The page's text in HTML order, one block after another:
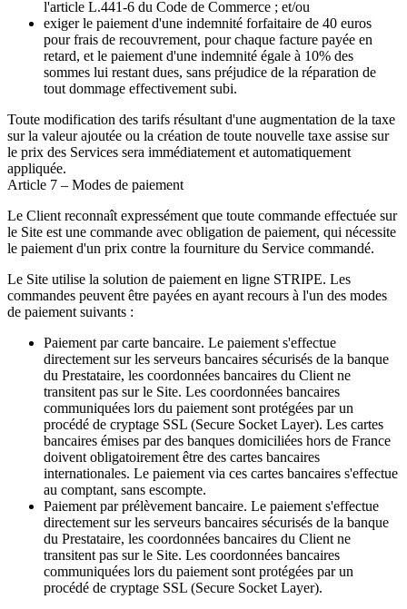
l'article L.441-6 du Code de Commerce ; et/ou
exiger le paiement d'une indemnité forfaitaire de 40 euros
pour frais de recouvrement, pour chaque facture payée en
retard, et le paiement d'une indemnité égale à 10% des
sommes lui restant dues, sans préjudice de la réparation de
tout dommage effectivement subi.
Toute modification des tarifs résultant d'une augmentation de la taxe
sur la valeur ajoutée ou la création de toute nouvelle taxe assise sur
le prix des Services sera immédiatement et automatiquement
appliquée.
Article 7 – Modes de paiement
Le Client reconnaît expressément que toute commande effectuée sur
le Site est une commande avec obligation de paiement, qui nécessite
le paiement d'un prix contre la fourniture du Service commandé.
Le Site utilise la solution de paiement en ligne STRIPE. Les
commandes peuvent être payées en ayant recours à l'un des modes
de paiement suivants :
Paiement par carte bancaire. Le paiement s'effectue
directement sur les serveurs bancaires sécurisés de la banque
du Prestataire, les coordonnées bancaires du Client ne
transitent pas sur le Site. Les coordonnées bancaires
communiquées lors du paiement sont protégées par un
procédé de cryptage SSL (Secure Socket Layer). Les cartes
bancaires émises par des banques domiciliées hors de France
doivent obligatoirement être des cartes bancaires
internationales. Le paiement via ces cartes bancaires s'effectue
au comptant, sans escompte.
Paiement par prélèvement bancaire. Le paiement s'effectue
directement sur les serveurs bancaires sécurisés de la banque
du Prestataire, les coordonnées bancaires du Client ne
transitent pas sur le Site. Les coordonnées bancaires
communiquées lors du paiement sont protégées par un
procédé de cryptage SSL (Secure Socket Layer).